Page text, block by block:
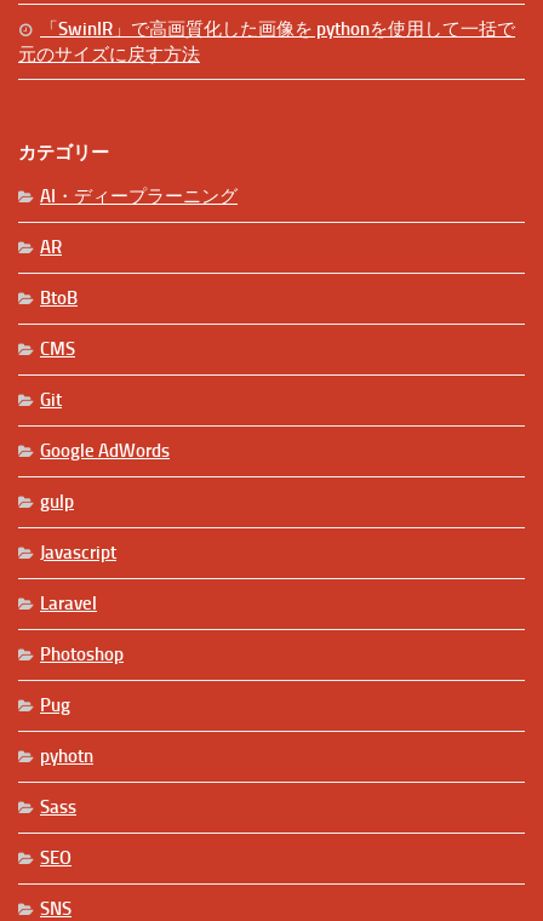
「SwinIR」で高画質化した画像を pythonを使用して一括で
元のサイズに戻す方法
カテゴリー
AI・ディープラーニング
AR
BtoB
CMS
Git
Google AdWords
gulp
Javascript
Laravel
Photoshop
Pug
pyhotn
Sass
SEO
SNS